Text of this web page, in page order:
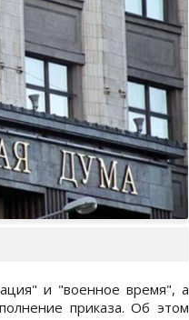
и "военное время", а
приказа. Об этом